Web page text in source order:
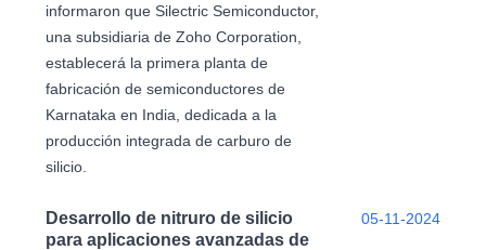
informaron que Silectric Semiconductor,
una subsidiaria de Zoho Corporation,
establecerá la primera planta de
fabricación de semiconductores de
Karnataka en India, dedicada a la
producción integrada de carburo de
silicio.
Desarrollo de nitruro de silicio
para aplicaciones avanzadas de
05-11-2024